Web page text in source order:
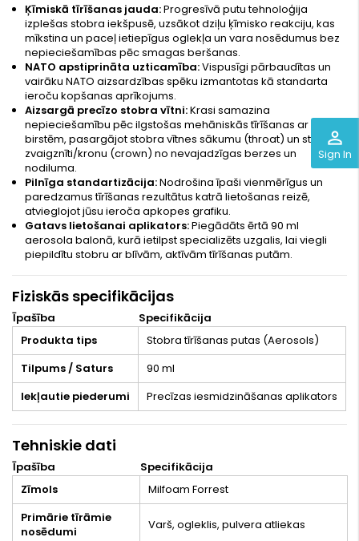
perm_identity
Sign In
Ķīmiskā tīrīšanas jauda:Progresīvā putu tehnoloģija
izplešas stobra iekšpusē, uzsākot dziļu ķīmisko reakciju, kas
mīkstina un paceļ ietiepīgus oglekļa un vara nosēdumus bez
nepieciešamības pēc smagas beršanas.
NATO apstiprināta uzticamība:Vispusīgi pārbaudītas un
vairāku NATO aizsardzības spēku izmantotas kā standarta
ieroču kopšanas aprīkojums.
Aizsargā precīzo stobra vītni:Krasi samazina
nepieciešamību pēc ilgstošas mehāniskās tīrīšanas ar
birstēm, pasargājot stobra vītnes sākumu (throat) un stobra
zvaigznīti/kronu (crown) no nevajadzīgas berzes un
nodiluma.
Pilnīga standartizācija:Nodrošina īpaši vienmērīgus un
paredzamus tīrīšanas rezultātus katrā lietošanas reizē,
atvieglojot jūsu ieroča apkopes grafiku.
Gatavs lietošanai aplikators:Piegādāts ērtā 90 ml
aerosola balonā, kurā ietilpst specializēts uzgalis, lai viegli
piepildītu stobru ar blīvām, aktīvām tīrīšanas putām.
Fiziskās specifikācijas
Īpašība
Specifikācija
Produkta tips
Stobra tīrīšanas putas (Aerosols)
Tilpums / Saturs
90 ml
Iekļautie piederumi
Precīzas iesmidzināšanas aplikators
Tehniskie dati
Īpašība
Specifikācija
Zīmols
Milfoam Forrest
Primārie tīrāmie
nosēdumi
Varš, ogleklis, pulvera atliekas